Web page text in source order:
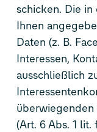
schicken. Die in
Ihnen
Daten (z. B.
Interessen,
ausschließlich
(Art. 6 Abs. 1 lit.